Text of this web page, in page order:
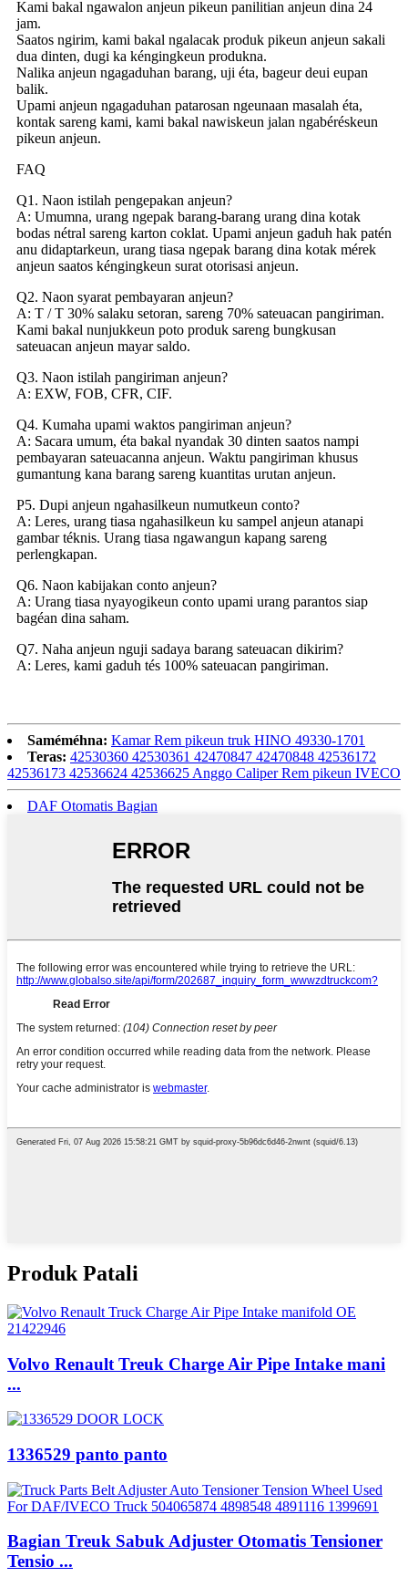
Kami bakal ngawalon anjeun pikeun panilitian anjeun dina 24
jam.
Saatos ngirim, kami bakal ngalacak produk pikeun anjeun sakali
dua dinten, dugi ka kéngingkeun produkna.
Nalika anjeun ngagaduhan barang, uji éta, bageur deui eupan
balik.
Upami anjeun ngagaduhan patarosan ngeunaan masalah éta,
kontak sareng kami, kami bakal nawiskeun jalan ngabéréskeun
pikeun anjeun.
FAQ
Q1. Naon istilah pengepakan anjeun?
A: Umumna, urang ngepak barang-barang urang dina kotak
bodas nétral sareng karton coklat. Upami anjeun gaduh hak patén
anu didaptarkeun, urang tiasa ngepak barang dina kotak mérek
anjeun saatos kéngingkeun surat otorisasi anjeun.
Q2. Naon syarat pembayaran anjeun?
A: T / T 30% salaku setoran, sareng 70% sateuacan pangiriman.
Kami bakal nunjukkeun poto produk sareng bungkusan
sateuacan anjeun mayar saldo.
Q3. Naon istilah pangiriman anjeun?
A: EXW, FOB, CFR, CIF.
Q4. Kumaha upami waktos pangiriman anjeun?
A: Sacara umum, éta bakal nyandak 30 dinten saatos nampi
pembayaran sateuacanna anjeun. Waktu pangiriman khusus
gumantung kana barang sareng kuantitas urutan anjeun.
P5. Dupi anjeun ngahasilkeun numutkeun conto?
A: Leres, urang tiasa ngahasilkeun ku sampel anjeun atanapi
gambar téknis. Urang tiasa ngawangun kapang sareng
perlengkapan.
Q6. Naon kabijakan conto anjeun?
A: Urang tiasa nyayogikeun conto upami urang parantos siap
bagéan dina saham.
Q7. Naha anjeun nguji sadaya barang sateuacan dikirim?
A: Leres, kami gaduh tés 100% sateuacan pangiriman.
Saméméhna: Kamar Rem pikeun truk HINO 49330-1701
Teras: 42530360 42530361 42470847 42470848 42536172
42536173 42536624 42536625 Anggo Caliper Rem pikeun IVECO
DAF Otomatis Bagian
Produk Patali
Volvo Renault Treuk Charge Air Pipe Intake mani
...
1336529 panto panto
Bagian Treuk Sabuk Adjuster Otomatis Tensioner
Tensio ...